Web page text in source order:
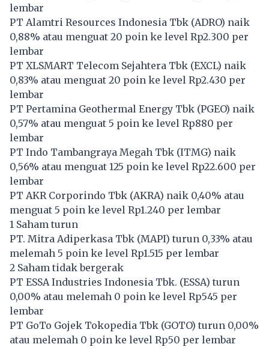
lembar
PT Alamtri Resources Indonesia Tbk (ADRO) naik
0,88% atau menguat 20 poin ke level Rp2.300 per
lembar
PT XLSMART Telecom Sejahtera Tbk (EXCL) naik
0,83% atau menguat 20 poin ke level Rp2.430 per
lembar
PT Pertamina Geothermal Energy Tbk (PGEO) naik
0,57% atau menguat 5 poin ke level Rp880 per
lembar
PT Indo Tambangraya Megah Tbk (ITMG) naik
0,56% atau menguat 125 poin ke level Rp22.600 per
lembar
PT AKR Corporindo Tbk (AKRA) naik 0,40% atau
menguat 5 poin ke level Rp1.240 per lembar
1 Saham turun
PT. Mitra Adiperkasa Tbk (MAPI) turun 0,33% atau
melemah 5 poin ke level Rp1.515 per lembar
2 Saham tidak bergerak
PT ESSA Industries Indonesia Tbk. (ESSA) turun
0,00% atau melemah 0 poin ke level Rp545 per
lembar
PT GoTo Gojek Tokopedia Tbk (GOTO) turun 0,00%
atau melemah 0 poin ke level Rp50 per lembar